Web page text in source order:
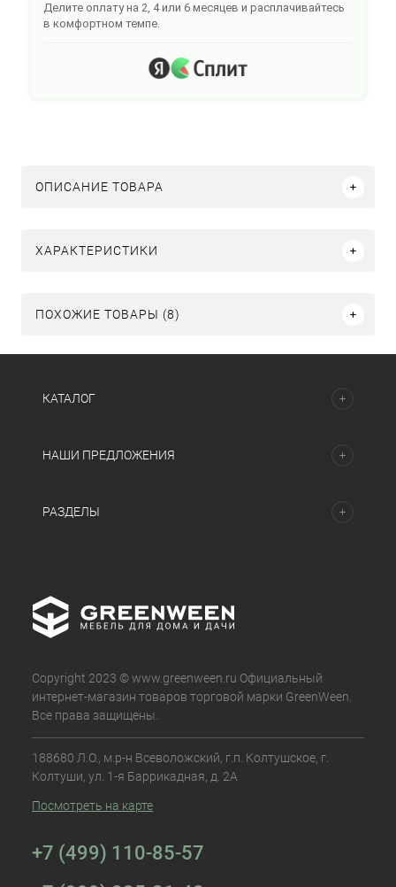
Делите оплату на 2, 4 или 6 месяцев и расплачивайтесь
в комфортном темпе.
ОПИСАНИЕ ТОВАРА
ХАРАКТЕРИСТИКИ
ПОХОЖИЕ ТОВАРЫ (8)
КАТАЛОГ
НАШИ ПРЕДЛОЖЕНИЯ
РАЗДЕЛЫ
Copyright 2023 © www.greenween.ru Официальный
интернет-магазин товаров торговой марки GreenWeen.
Все права защищены.
188680 Л.О., м.р-н Всеволожский, г.п. Колтушское, г.
Колтуши, ул. 1-я Баррикадная, д. 2А
Посмотреть на карте
+7 (499) 110-85-57